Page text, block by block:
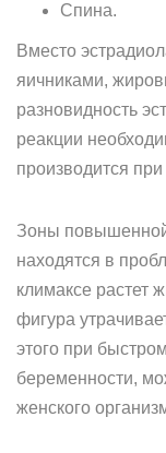
Спина.
Вместо
яичниками,
разновидность
реакции
производится
Зоны
находятся в
климаксе растет
фигура
этого при
беременности,
женского